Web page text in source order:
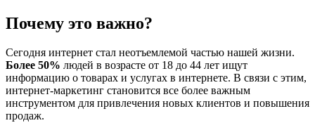
Почему это важно?
Сегодня интернет стал неотъемлемой частью нашей жизни.
Более 50% людей в возрасте от 18 до 44 лет ищут
информацию о товарах и услугах в интернете. В связи с этим,
интернет-маркетинг становится все более важным
инструментом для привлечения новых клиентов и повышения
продаж.